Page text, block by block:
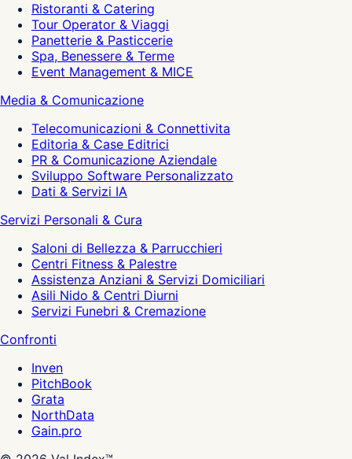
Ristoranti & Catering
Tour Operator & Viaggi
Panetterie & Pasticcerie
Spa, Benessere & Terme
Event Management & MICE
Media & Comunicazione
Telecomunicazioni & Connettivita
Editoria & Case Editrici
PR & Comunicazione Aziendale
Sviluppo Software Personalizzato
Dati & Servizi IA
Servizi Personali & Cura
Saloni di Bellezza & Parrucchieri
Centri Fitness & Palestre
Assistenza Anziani & Servizi Domiciliari
Asili Nido & Centri Diurni
Servizi Funebri & Cremazione
Confronti
Inven
PitchBook
Grata
NorthData
Gain.pro